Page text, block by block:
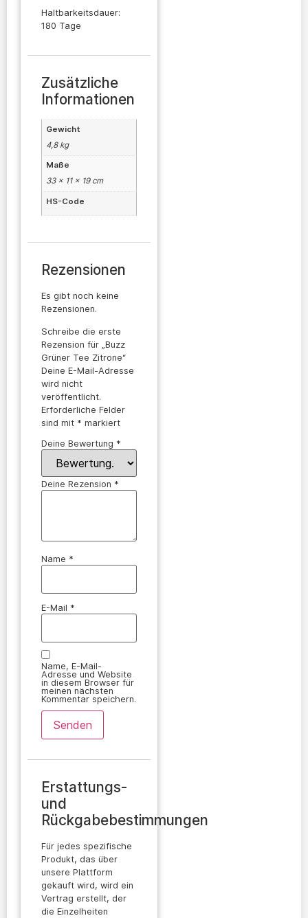
Haltbarkeitsdauer:
180 Tage
Zusätzliche
Informationen
Gewicht
4,8 kg
Maße
33 × 11 × 19 cm
HS-Code
Rezensionen
Es gibt noch keine
Rezensionen.
Schreibe die erste
Rezension für „Buzz
Grüner Tee Zitrone“
Deine E-Mail-Adresse
wird nicht
veröffentlicht.
Erforderliche Felder
sind mit * markiert
Deine Bewertung *
Deine Rezension *
Name *
E-Mail *
Name, E-Mail-
Adresse und Website
in diesem Browser für
meinen nächsten
Kommentar speichern.
Erstattungs-
und
Rückgabebestimmungen
Für jedes spezifische
Produkt, das über
unsere Plattform
gekauft wird, wird ein
Vertrag erstellt, der
die Einzelheiten